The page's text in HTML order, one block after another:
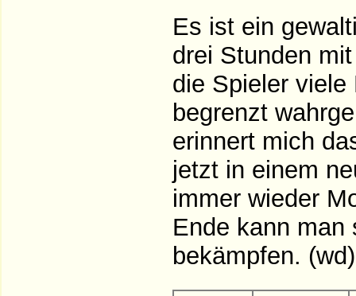
Es ist ein
drei Stunden
die Spieler
begrenzt
erinnert mich
jetzt in einem
immer wieder
Ende kann man
bekämpfen. (wd)